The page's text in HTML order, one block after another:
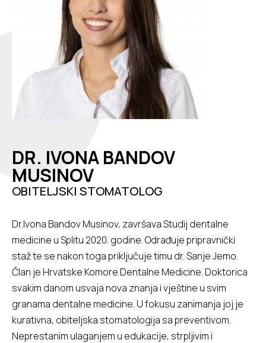
DR. IVONA BANDOV
MUSINOV
OBITELJSKI STOMATOLOG
Dr.Ivona Bandov Musinov, završava Studij dentalne
medicine u Splitu 2020. godine. Odrađuje pripravnički
staž te se nakon toga priključuje timu dr. Sanje Jemo.
Član je Hrvatske Komore Dentalne Medicine. Doktorica
svakim danom usvaja nova znanja i vještine u svim
granama dentalne medicine. U fokusu zanimanja joj je
kurativna, obiteljska stomatologija sa preventivom.
Neprestanim ulaganjem u edukacije, strpljivim i